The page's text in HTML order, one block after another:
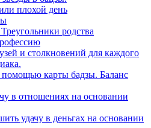
плохой день
родства
и cтолкновений для каждого
помощью карты бадзы. Баланс
в отношениях на основании
удачу в деньгах на основании